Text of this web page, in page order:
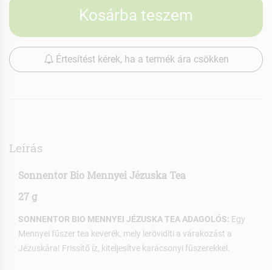
Kosárba teszem
Értesítést kérek, ha a termék ára csökken
Leírás
Sonnentor Bio Mennyei Jézuska Tea
27 g
SONNENTOR BIO MENNYEI JÉZUSKA TEA ADAGOLÓS: Egy
Mennyei fűszer tea keverék, mely lerövidíti a várakozást a
Jézuskára! Frissítő íz, kiteljesítve karácsonyi fűszerekkel.